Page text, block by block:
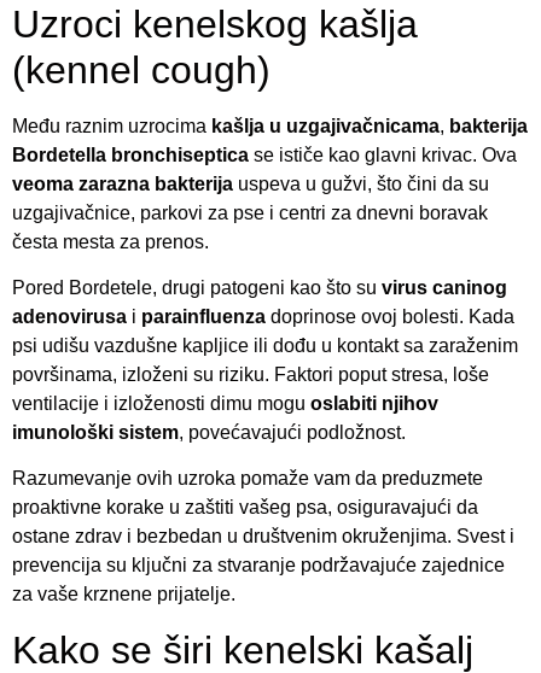
Uzroci kenelskog kašlja
(kennel cough)
Među raznim uzrocima kašlja u uzgajivačnicama, bakterija
Bordetella bronchiseptica se ističe kao glavni krivac. Ova
veoma zarazna bakterija uspeva u gužvi, što čini da su
uzgajivačnice, parkovi za pse i centri za dnevni boravak
česta mesta za prenos.
Pored Bordetele, drugi patogeni kao što su virus caninog
adenovirusa i parainfluenza doprinose ovoj bolesti. Kada
psi udišu vazdušne kapljice ili dođu u kontakt sa zaraženim
površinama, izloženi su riziku. Faktori poput stresa, loše
ventilacije i izloženosti dimu mogu oslabiti njihov
imunološki sistem, povećavajući podložnost.
Razumevanje ovih uzroka pomaže vam da preduzmete
proaktivne korake u zaštiti vašeg psa, osiguravajući da
ostane zdrav i bezbedan u društvenim okruženjima. Svest i
prevencija su ključni za stvaranje podržavajuće zajednice
za vaše krznene prijatelje.
Kako se širi kenelski kašalj